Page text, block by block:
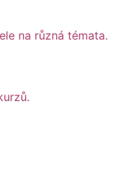
na různá témata.